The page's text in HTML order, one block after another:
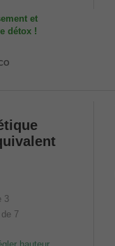
et
détox !